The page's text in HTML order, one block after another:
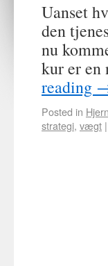
Uanset
den
nu
kur er
reading
Posted in
strategi, vægt |